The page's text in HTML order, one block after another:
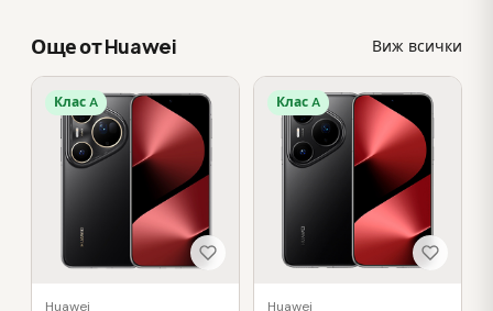
Още от Huawei Виж всички
Клас A
Huawei
Клас A
Huawei